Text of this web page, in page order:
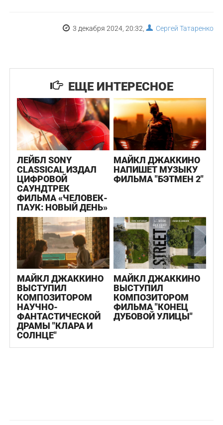
3 декабря 2024, 20:32, Сергей Татаренко
ЕЩЕ ИНТЕРЕСНОЕ
ЛЕЙБЛ SONY
CLASSICAL ИЗДАЛ
ЦИФРОВОЙ
САУНДТРЕК
ФИЛЬМА «ЧЕЛОВЕК-
ПАУК: НОВЫЙ ДЕНЬ»
МАЙКЛ ДЖАККИНО
НАПИШЕТ МУЗЫКУ
ФИЛЬМА "БЭТМЕН 2"
МАЙКЛ ДЖАККИНО
ВЫСТУПИЛ
КОМПОЗИТОРОМ
НАУЧНО-
ФАНТАСТИЧЕСКОЙ
ДРАМЫ "КЛАРА И
СОЛНЦЕ"
МАЙКЛ ДЖАККИНО
ВЫСТУПИЛ
КОМПОЗИТОРОМ
ФИЛЬМА "КОНЕЦ
ДУБОВОЙ УЛИЦЫ"